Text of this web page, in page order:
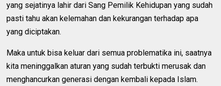
yang sejatinya lahir dari Sang Pemilik Kehidupan yang sudah
pasti tahu akan kelemahan dan kekurangan terhadap apa
yang diciptakan.
Maka untuk bisa keluar dari semua problematika ini, saatnya
kita meninggalkan aturan yang sudah terbukti merusak dan
menghancurkan generasi dengan kembali kepada Islam.